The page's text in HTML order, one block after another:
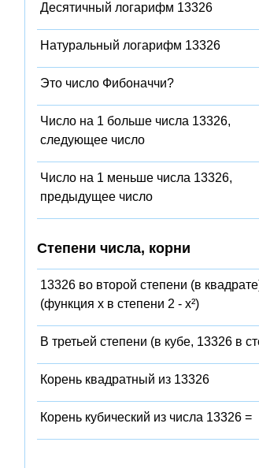
Десятичный логарифм 13326
Натуральный логарифм 13326
Это число Фибоначчи?
Число на 1 больше числа 13326,
следующее число
Число на 1 меньше числа 13326,
предыдущее число
Степени числа, корни
13326 во второй степени (в
(функция x в степени 2 - x²)
В третьей степени (в кубе, 13326 в
Корень квадратный из 13326
Корень кубический из числа 13326 =